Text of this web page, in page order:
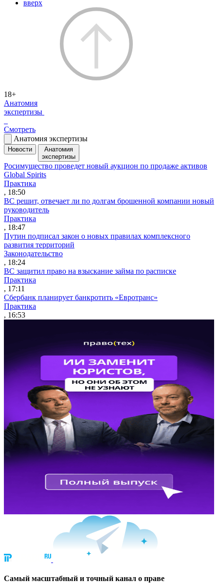
вверх
18+
Анатомия
экспертизы
Смотреть
Анатомия экспертизы
Новости
Анатомия
экспертизы
Росимущество проведет новый аукцион по продаже активов
Global Spirits
Практика
, 18:50
ВС решит, отвечает ли по долгам брошенной компании новый
руководитель
Практика
, 18:47
Путин подписал закон о новых правилах комплексного
развития территорий
Законодательство
, 18:24
ВС защитил право на взыскание займа по расписке
Практика
, 17:11
Сбербанк планирует банкротить «Евротранс»
Практика
, 16:53
Cамый масштабный и точный канал о праве